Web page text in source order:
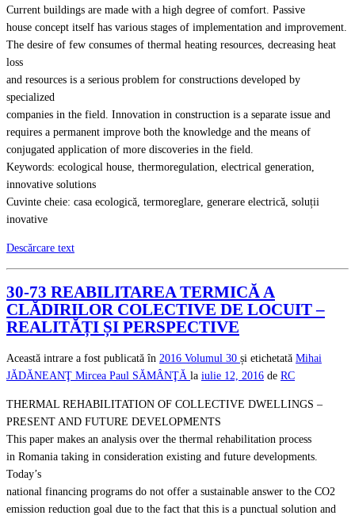
Current buildings are made with a high degree of comfort. Passive
house concept itself has various stages of implementation and improvement.
The desire of few consumes of thermal heating resources, decreasing heat
loss
and resources is a serious problem for constructions developed by
specialized
companies in the field. Innovation in construction is a separate issue and
requires a permanent improve both the knowledge and the means of
conjugated application of more discoveries in the field.
Keywords: ecological house, thermoregulation, electrical generation,
innovative solutions
Cuvinte cheie: casa ecologică, termoreglare, generare electrică, soluții
inovative
Descărcare text
30-73 REABILITAREA TERMICĂ A
CLĂDIRILOR COLECTIVE DE LOCUIT –
REALITĂȚI ȘI PERSPECTIVE
Această intrare a fost publicată în 2016 Volumul 30 și etichetată Mihai
JĂDĂNEANŢ Mircea Paul SĂMÂNŢĂ la iulie 12, 2016 de RC
THERMAL REHABILITATION OF COLLECTIVE DWELLINGS –
PRESENT AND FUTURE DEVELOPMENTS
This paper makes an analysis over the thermal rehabilitation process
in Romania taking in consideration existing and future developments.
Today’s
national financing programs do not offer a sustainable answer to the CO2
emission reduction goal due to the fact that this is a punctual solution and